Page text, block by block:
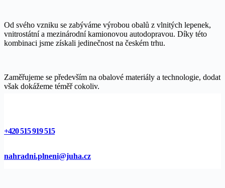
Od svého vzniku se zabýváme výrobou obalů z vlnitých lepenek,
vnitrostátní a mezinárodní kamionovou autodopravou. Díky této
kombinaci jsme získali jedinečnost na českém trhu.
Zaměřujeme se především na obalové materiály a technologie, dodat
však dokážeme téměř cokoliv.
+420 515 919 515
nahradni.plneni@juha.cz